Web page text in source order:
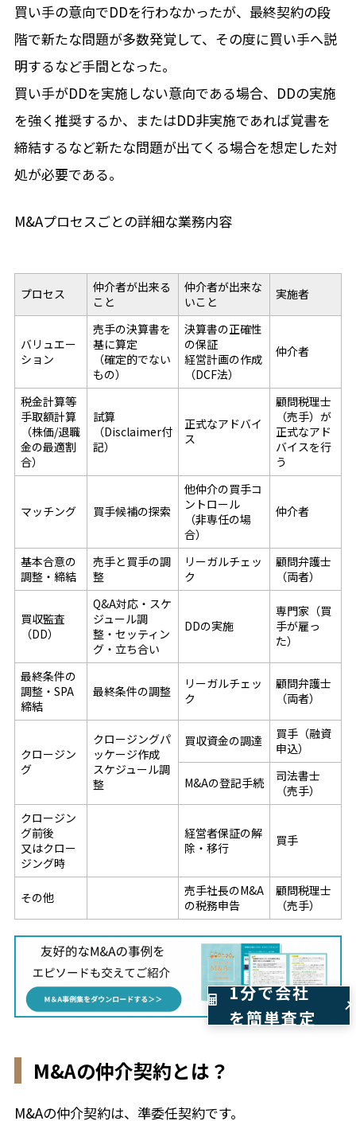
買い手の意向でDDを行わなかったが、最終契約の段
階で新たな問題が多数発覚して、その度に買い手へ説
明するなど手間となった。
買い手がDDを実施しない意向である場合、DDの実施
を強く推奨するか、またはDD非実施であれば覚書を
締結するなど新たな問題が出てくる場合を想定した対
処が必要である。
M&Aプロセスごとの詳細な業務内容
プロセス
仲介者が出来る
こと
仲介者が出来な
いこと
実施者
バリュエー
ション
売手の決算書を
基に算定
（確定的でない
もの）
決算書の正確性
の保証
経営計画の作成
（DCF法）
仲介者
税金計算等
手取額計算
（株価/退職
金の最適割
合）
試算
（Disclaimer付
記）
正式なアドバイ
ス
顧問税理士
（売手）が
正式なアド
バイスを行
う
マッチング 買手候補の探索
他仲介の買手コ
ントロール
（非専任の場
合）
仲介者
基本合意の
調整・締結
売手と買手の調
整
リーガルチェッ
ク
顧問弁護士
（両者）
買収監査
（DD）
Q&A対応・スケ
ジュール調
整・セッティン
グ・立ち合い
DDの実施
専門家（買
手が雇っ
た）
最終条件の
調整・SPA
締結
最終条件の調整
リーガルチェッ
ク
顧問弁護士
（両者）
クロージン
グ
クロージングパ
ッケージ作成
スケジュール調
整
買収資金の調達
買手（融資
申込）
M&Aの登記手続
司法書士
（売手）
クロージン
グ前後
又はクロー
ジング時
経営者保証の解
除・移行
買手
その他
売手社長のM&A
の税務申告
顧問税理士
（売手）
M&Aの仲介契約とは？
M&Aの仲介契約は、準委任契約です。
1分で会社
を簡単査定